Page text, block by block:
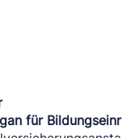
für